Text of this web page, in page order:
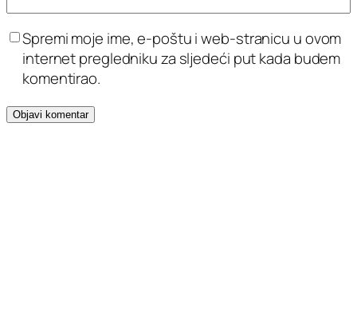
Spremi moje ime, e-poštu i web-stranicu u ovom
internet pregledniku za sljedeći put kada budem
komentirao.